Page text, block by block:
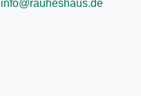
info@rauheshaus.de